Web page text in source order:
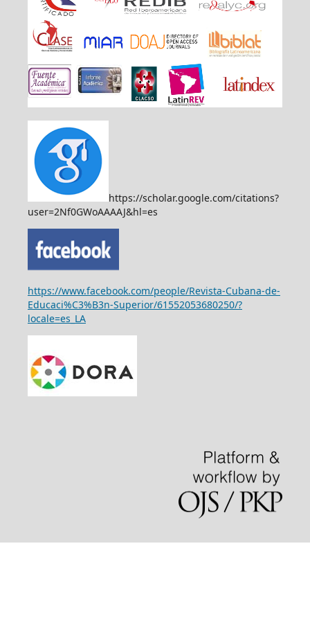
https://scholar.google.com/citations?
user=2Nf0GWoAAAAJ&hl=es
https://www.facebook.com/people/Revista-Cubana-de-
Educaci%C3%B3n-Superior/61552053680250/?
locale=es_LA